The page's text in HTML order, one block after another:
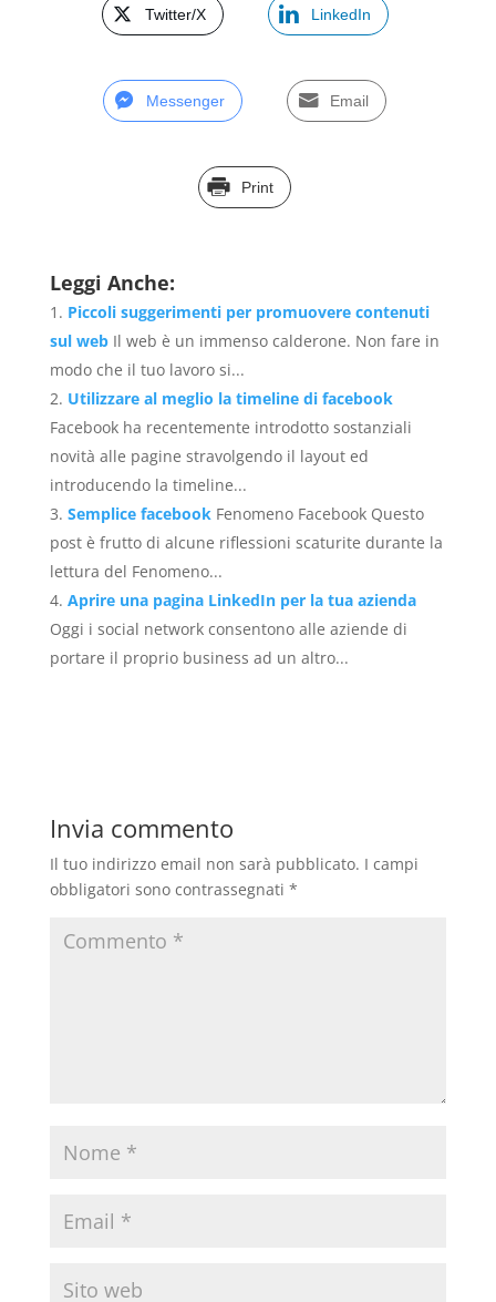
Twitter/X LinkedIn
Messenger Email
Print
Leggi Anche:
Piccoli suggerimenti per promuovere contenuti
sul web Il web è un immenso calderone. Non fare in
modo che il tuo lavoro si...
Utilizzare al meglio la timeline di facebook
Facebook ha recentemente introdotto sostanziali
novità alle pagine stravolgendo il layout ed
introducendo la timeline...
Semplice facebook Fenomeno Facebook Questo
post è frutto di alcune riflessioni scaturite durante la
lettura del Fenomeno...
Aprire una pagina LinkedIn per la tua azienda
Oggi i social network consentono alle aziende di
portare il proprio business ad un altro...
Invia commento
Il tuo indirizzo email non sarà pubblicato. I campi
obbligatori sono contrassegnati *